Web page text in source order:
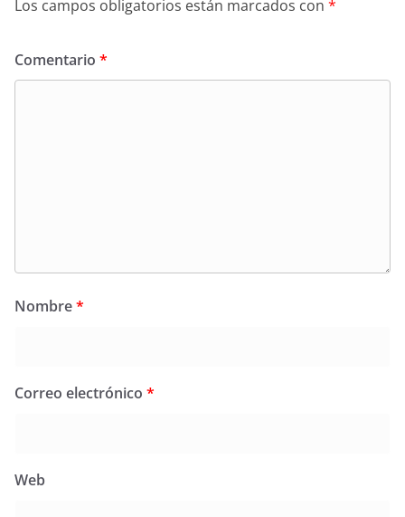
Los campos obligatorios están marcados con *
Comentario *
Nombre*
Correo electrónico *
Web